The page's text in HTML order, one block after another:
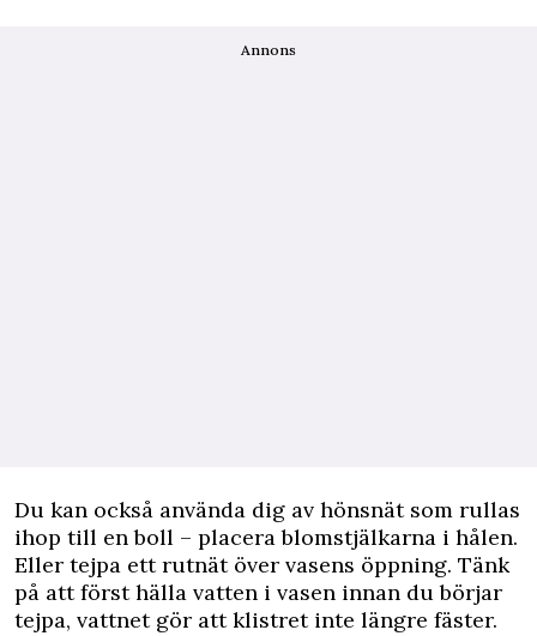
Annons
Du kan också använda dig av hönsnät som rullas
ihop till en boll – placera blomstjälkarna i hålen.
Eller tejpa ett rutnät över vasens öppning. Tänk
på att först hälla vatten i vasen innan du börjar
tejpa, vattnet gör att klistret inte längre fäster.